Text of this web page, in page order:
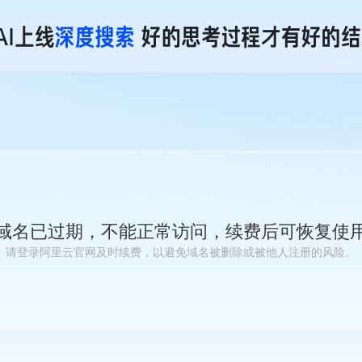
名已过期，不能正常访问，续费后可恢复使
请登录阿里云官网及时续费，以避免域名被删除或被他人注册的风险。